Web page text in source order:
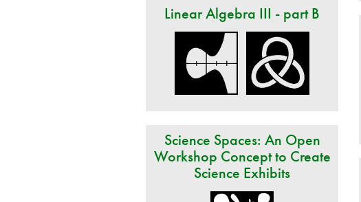
Linear Algebra III - part B
Science Spaces: An Open
Workshop Concept to Create
Science Exhibits